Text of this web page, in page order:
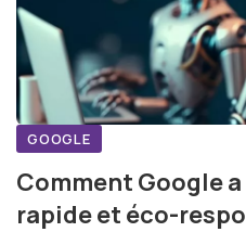
GOOGLE
Comment Google
rapide et éco-